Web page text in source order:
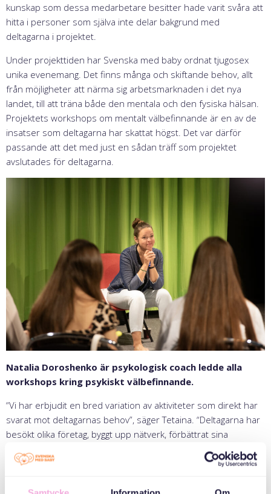
kunskap som dessa medarbetare besitter hade varit svåra att
hitta i personer som själva inte delar bakgrund med
deltagarna i projektet.
Under projekttiden har Svenska med baby ordnat tjugosex
unika evenemang. Det finns många och skiftande behov, allt
från möjligheter att närma sig arbetsmarknaden i det nya
landet, till att träna både den mentala och den fysiska hälsan.
Projektets workshops om mentalt välbefinnande är en av de
insatser som deltagarna har skattat högst. Det var därför
passande att det med just en sådan träff som projektet
avslutades för deltagarna.
Natalia Doroshenko är psykologisk coach ledde alla
workshops kring psykiskt välbefinnande.
“Vi har erbjudit en bred variation av aktiviteter som direkt har
svarat mot deltagarnas behov”, säger Tetaina. “Deltagarna har
besökt olika företag, byggt upp nätverk, förbättrat sina
LinkedIn-profiler, och deltagit i intervjuer på både svenska och
engelska. Dessutom har populära inslag som Zumba-dans och